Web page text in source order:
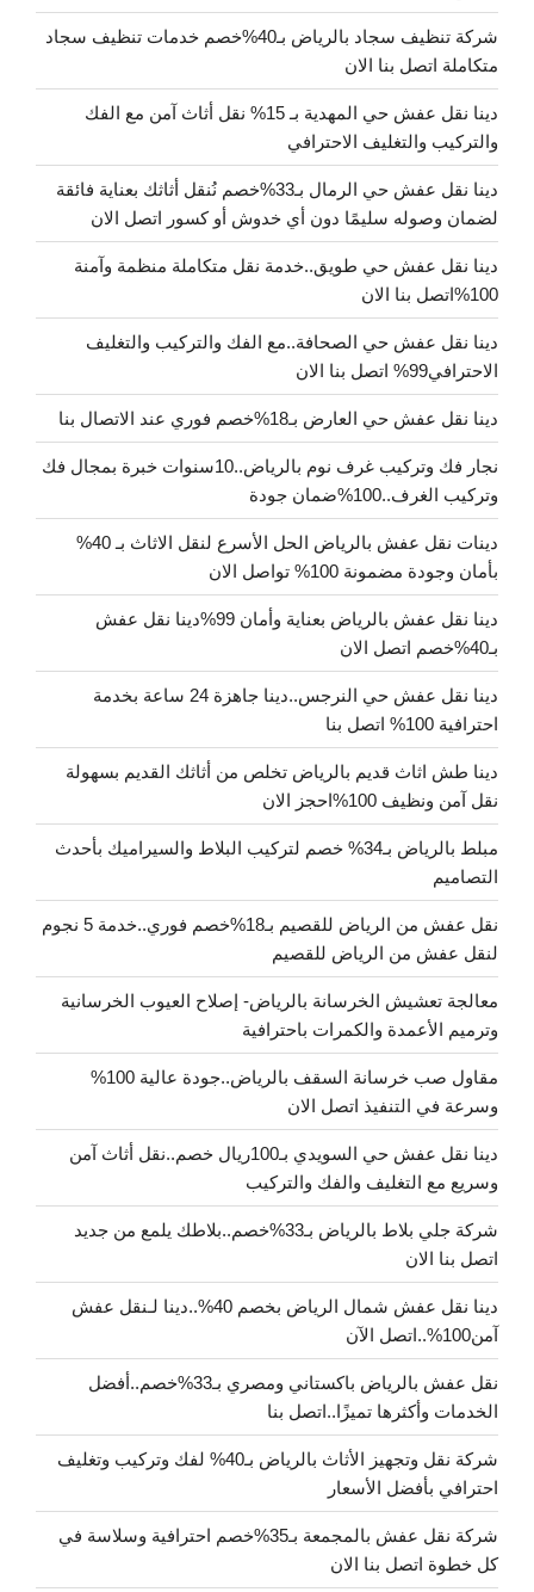
شركة تنظيف سجاد بالرياض بـ40%خصم خدمات تنظيف سجاد
متكاملة اتصل بنا الان
دينا نقل عفش حي المهدية بـ 15% نقل أثاث آمن مع الفك
والتركيب والتغليف الاحترافي
دينا نقل عفش حي الرمال بـ33%خصم نُنقل أثاثك بعناية فائقة
لضمان وصوله سليمًا دون أي خدوش أو كسور اتصل الان
دينا نقل عفش حي طويق..خدمة نقل متكاملة منظمة وآمنة
100%اتصل بنا الان
دينا نقل عفش حي الصحافة..مع الفك والتركيب والتغليف
الاحترافي99% اتصل بنا الان
دينا نقل عفش حي العارض بـ18%خصم فوري عند الاتصال بنا
نجار فك وتركيب غرف نوم بالرياض..10سنوات خبرة بمجال فك
وتركيب الغرف..100%ضمان جودة
دينات نقل عفش بالرياض الحل الأسرع لنقل الاثاث بـ 40%
بأمان وجودة مضمونة 100% تواصل الان
دينا نقل عفش بالرياض بعناية وأمان 99%دينا نقل عفش
بـ40%خصم اتصل الان
دينا نقل عفش حي النرجس..دينا جاهزة 24 ساعة بخدمة
احترافية 100% اتصل بنا
دينا طش اثاث قديم بالرياض تخلص من أثاثك القديم بسهولة
نقل آمن ونظيف 100%احجز الان
مبلط بالرياض بـ34% خصم لتركيب البلاط والسيراميك بأحدث
التصاميم
نقل عفش من الرياض للقصيم بـ18%خصم فوري..خدمة 5 نجوم
لنقل عفش من الرياض للقصيم
معالجة تعشيش الخرسانة بالرياض- إصلاح العيوب الخرسانية
وترميم الأعمدة والكمرات باحترافية
مقاول صب خرسانة السقف بالرياض..جودة عالية 100%
وسرعة في التنفيذ اتصل الان
دينا نقل عفش حي السويدي بـ100ريال خصم..نقل أثاث آمن
وسريع مع التغليف والفك والتركيب
شركة جلي بلاط بالرياض بـ33%خصم..بلاطك يلمع من جديد
اتصل بنا الان
دينا نقل عفش شمال الرياض بخصم 40%..دينا لـنقل عفش
آمن100%..اتصل الآن
نقل عفش بالرياض باكستاني ومصري بـ33%خصم..أفضل
الخدمات وأكثرها تميزًا..اتصل بنا
شركة نقل وتجهيز الأثاث بالرياض بـ40% لفك وتركيب وتغليف
احترافي بأفضل الأسعار
شركة نقل عفش بالمجمعة بـ35%خصم احترافية وسلاسة في
كل خطوة اتصل بنا الان